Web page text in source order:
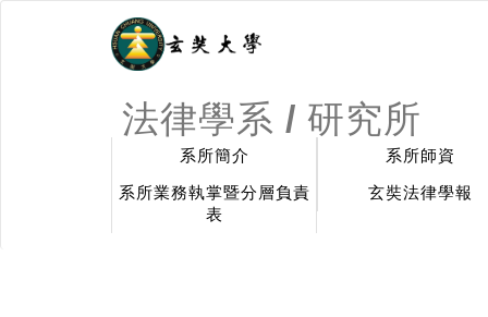
法律學系 / 研究所
系所簡介
系所師資
系所業務執掌暨分層負責
表
玄奘法律學報